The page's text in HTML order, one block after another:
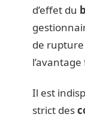
d’effet du
de rupture
Il est
strict des